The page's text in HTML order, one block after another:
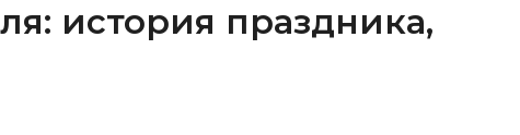
история праздника,